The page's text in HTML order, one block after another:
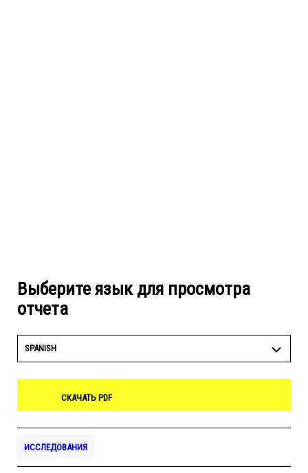
Выберите язык для просмотра
отчета
SPANISH
СКАЧАТЬ PDF
ИССЛЕДОВАНИЯ